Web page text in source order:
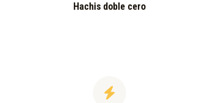
Hachis doble cero